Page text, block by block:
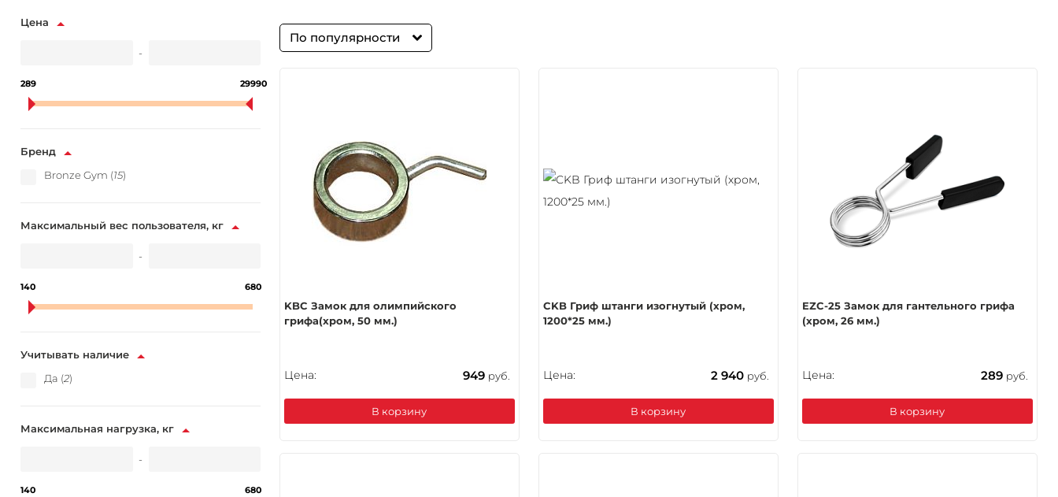
Цена
-
289 29990
Бренд
Bronze Gym (15)
Максимальный вес пользователя, кг
-
140 680
Учитывать наличие
Да (2)
Максимальная нагрузка, кг
-
140 680
По популярности
KBC Замок для олимпийского
грифа(хром, 50 мм.)
Цена: 949 руб.
В корзину
CKB Гриф штанги изогнутый (хром,
1200*25 мм.)
Цена: 2 940 руб.
В корзину
EZC-25 Замок для гантельного грифа
(хром, 26 мм.)
Цена: 289 руб.
В корзину